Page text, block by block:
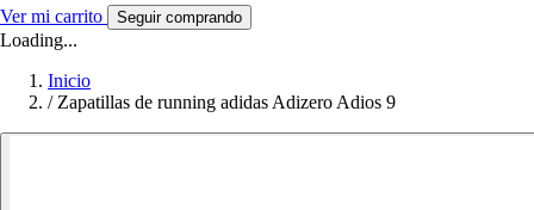
Ver mi carrito Seguir comprando
Loading...
Inicio
/ Zapatillas de running adidas Adizero Adios 9